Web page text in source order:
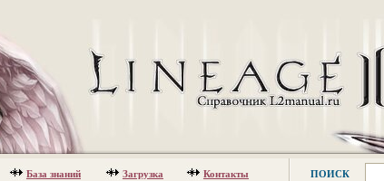
База знаний Загрузка Контакты ПОИСК